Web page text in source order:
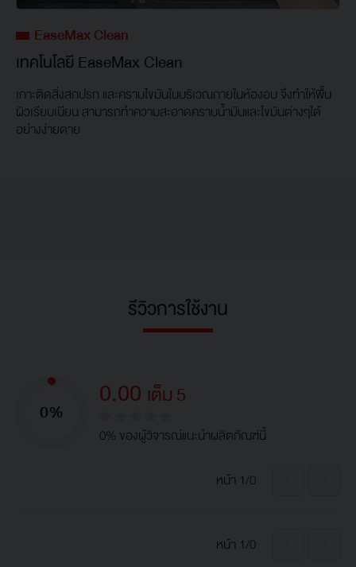
EaseMax Clean
เทคโนโลยี EaseMax Clean
เกาะติดสิ่งสกปรก และคราบไขมันในบริเวณภายในห้องอบ จึงทำให้พื้น
ผิวเรียบเนียน สามารถทำความสะอาดคราบน้ำมันและไขมันต่างๆได้
อย่างง่ายดาย
รีวิวการใช้งาน
0% 0.00 เต็ม 5
0% ของผู้วิจารณ์แนะนำผลิตภัณฑ์นี้
หน้า 1/0
หน้า 1/0